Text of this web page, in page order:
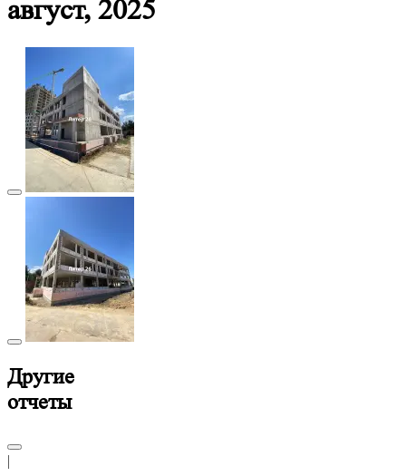
август, 2025
Другие
отчеты
|